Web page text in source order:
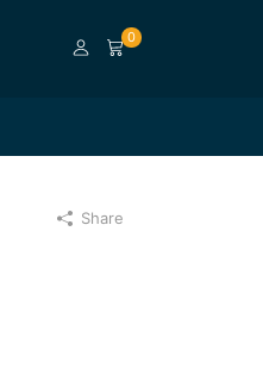
0
Share